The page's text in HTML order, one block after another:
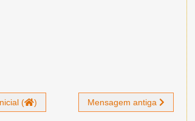
Mensagem antiga
( )